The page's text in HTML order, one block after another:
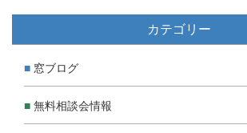
カテゴリー
窓ブログ
無料相談会情報